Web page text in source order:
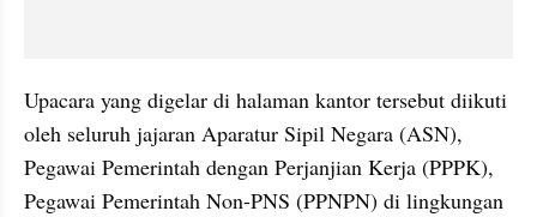
Upacara yang digelar di halaman kantor tersebut diikuti
oleh seluruh jajaran Aparatur Sipil Negara (ASN),
Pegawai Pemerintah dengan Perjanjian Kerja (PPPK),
Pegawai Pemerintah Non-PNS (PPNPN) di lingkungan